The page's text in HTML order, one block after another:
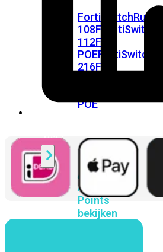
FortiSwitchRugged
108F
112F-
POE
216F-
POE
WiFi
Alle
Access
Points
bekijken